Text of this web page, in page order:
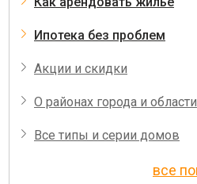
Ипотека без проблем
Акции и скидки
О районах города и области
Все типы и серии домов
все